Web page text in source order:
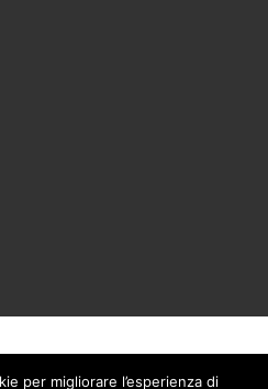
per migliorare l’esperienza di